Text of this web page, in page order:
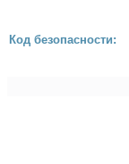
Код безопасности: